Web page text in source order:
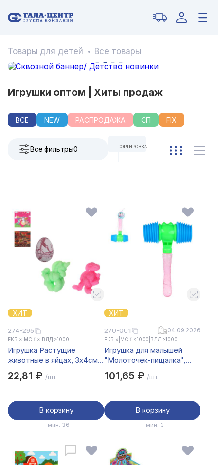
Товары для детей Все товары
Игрушки оптом | Хиты продаж
ВСЕ NEW РАСПРОДАЖА СП FIX
Все фильтры0
СОРТИРОВКА
ХИТ
274-295
ЕКБ × МСК × ВЛД >1000
Игрушка Растущие
животные в яйцах, 3х4см,
22,81 ₽ /шт.
В корзину
мин. 36
ХИТ
270-001 04.09.2026
ЕКБ × МСК <1000 ВЛД >1000
Игрушка для малышей
"Молоточек-пищалка",
PP, PVC
101,65 ₽ /шт.
В корзину
мин. 3